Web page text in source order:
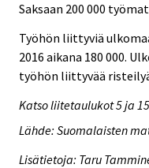
Saksaan 200 000
Työhön liittyviä
2016 aikana 180 000.
työhön liittyvää
Katso liitetaulukot 5 ja 15
Lähde: Suomalaisten
Lisätietoja: Taru